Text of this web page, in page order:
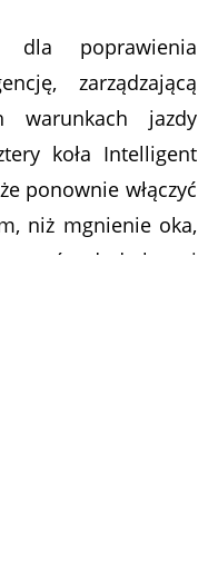
dla poprawienia
zarządzającą
warunkach jazdy
koła Intelligent
ponownie włączyć
niż mgnienie oka,
z dodatkowej